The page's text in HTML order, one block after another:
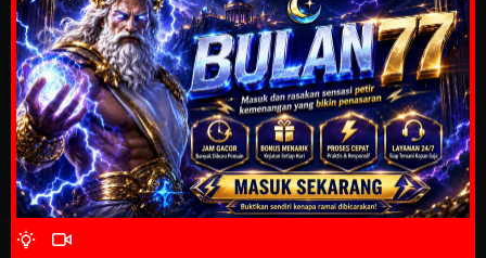
Tunggu 2 Detik
4 Wait Time